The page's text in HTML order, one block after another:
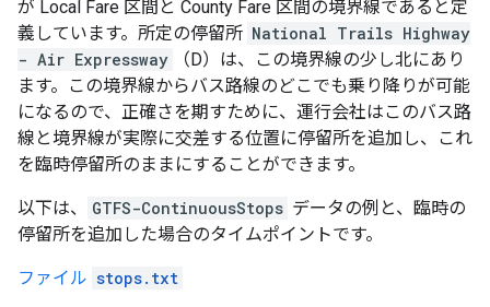
が Local Fare 区間と County Fare 区間の境界線であると定
義しています。所定の停留所 National Trails Highway
- Air Expressway
（D）は、この境界線の少し北にあり
ます。この境界線からバス路線のどこでも乗り降りが可能
になるので、正確さを期すために、運行会社はこのバス路
線と境界線が実際に交差する位置に停留所を追加し、これ
を臨時停留所のままにすることができます。
以下は、 GTFS-ContinuousStops データの例と、臨時の
停留所を追加した場合のタイムポイントです。
ファイル stops.txt